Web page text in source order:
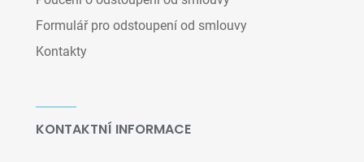
Formulář pro odstoupení od smlouvy
Kontakty
KONTAKTNÍ INFORMACE